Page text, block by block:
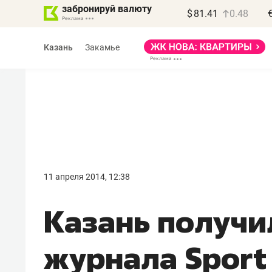
забронируй валюту $ 81.41 0.48
Казань Закамье
11 апреля 2014, 12:38
Казань
журнала Sport
правил, бизнес может
потерять минимум
полгода»